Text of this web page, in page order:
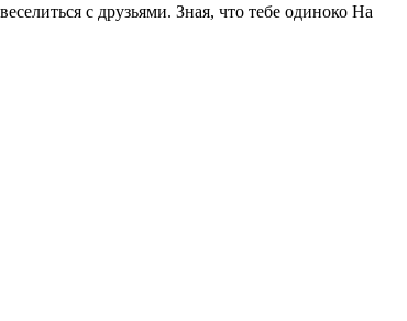
с друзьями. Зная, что тебе одиноко На